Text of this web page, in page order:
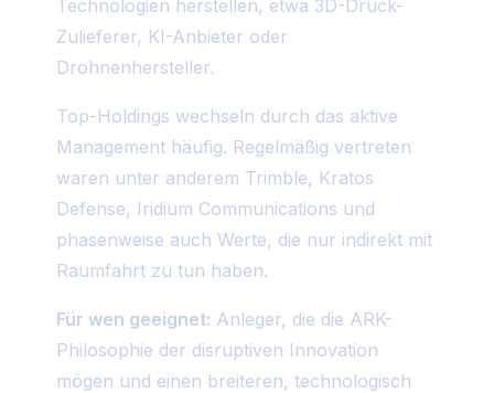
Technologien herstellen, etwa 3D-Druck-
Zulieferer, KI-Anbieter oder
Drohnenhersteller.
Top-Holdings wechseln durch das aktive
Management häufig. Regelmäßig vertreten
waren unter anderem Trimble, Kratos
Defense, Iridium Communications und
phasenweise auch Werte, die nur indirekt mit
Raumfahrt zu tun haben.
Für wen geeignet: Anleger, die die ARK-
Philosophie der disruptiven Innovation
mögen und einen breiteren, technologisch